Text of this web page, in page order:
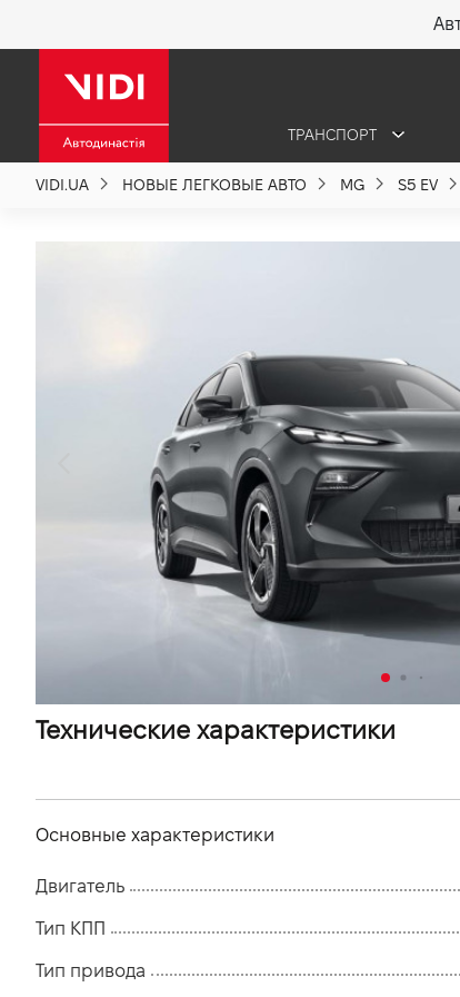
ТРАНСПОРТ
VIDI.UA НОВЫЕ ЛЕГКОВЫЕ АВТО MG S5 EV
Технические характеристики
Основные характеристики
Двигатель
Тип КПП
Тип привода
О компании
Политика качества
Вакансии
VIDI Карьера
акціями, послугами та новинками